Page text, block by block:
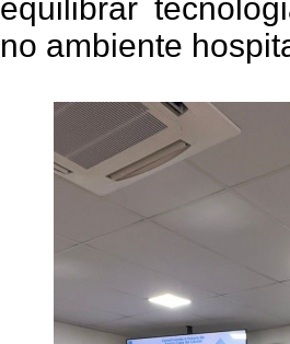
equilibrar
no ambiente